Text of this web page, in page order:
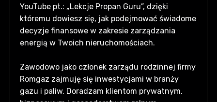
YouTube pt.: „Lekcje Propan Guru”, dzięki
któremu dowiesz się, jak podejmować świadome
decyzje finansowe w zakresie zarządzania
energią w Twoich nieruchomościach.
Zawodowo jako członek zarządu rodzinnej firmy
Romgaz zajmuję się inwestycjami w branży
gazu i paliw. Doradzam klientom prywatnym,